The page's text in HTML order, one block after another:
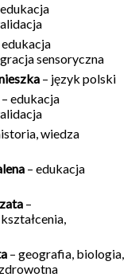
edukacja
sensoryczna
– język polski
– edukacja
wiedza
– edukacja
–
– geografia, biologia,